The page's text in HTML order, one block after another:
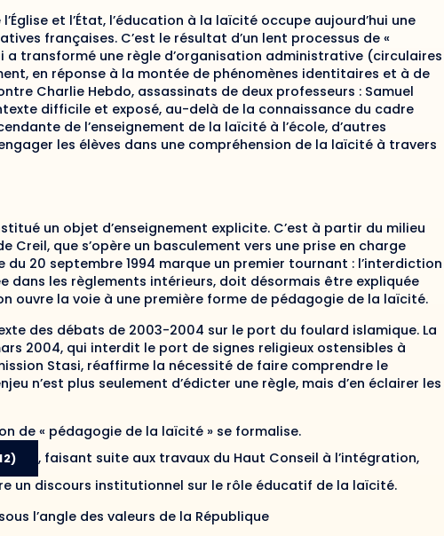
et l’État, l’éducation à la laïcité occupe aujourd’hui une
françaises. C’est le résultat d’un lent processus de «
a transformé une règle d’organisation administrative (circulaires
en réponse à la montée de phénomènes identitaires et à de
Charlie Hebdo, assassinats de deux professeurs : Samuel
difficile et exposé, au-delà de la connaissance du cadre
de l’enseignement de la laïcité à l’école, d’autres
les élèves dans une compréhension de la laïcité à travers
un objet d’enseignement explicite. C’est à partir du milieu
Creil, que s’opère un basculement vers une prise en charge
20 septembre 1994 marque un premier tournant : l’interdiction
dans les règlements intérieurs, doit désormais être expliquée
ouvre la voie à une première forme de pédagogie de la laïcité.
des débats de 2003-2004 sur le port du foulard islamique. La
2004, qui interdit le port de signes religieux ostensibles à
Stasi, réaffirme la nécessité de faire comprendre le
n’est plus seulement d’édicter une règle, mais d’en éclairer les
de « pédagogie de la laïcité » se formalise.
, faisant suite aux travaux du Haut Conseil à l’intégration,
un discours institutionnel sur le rôle éducatif de la laïcité.
l’angle des valeurs de la République